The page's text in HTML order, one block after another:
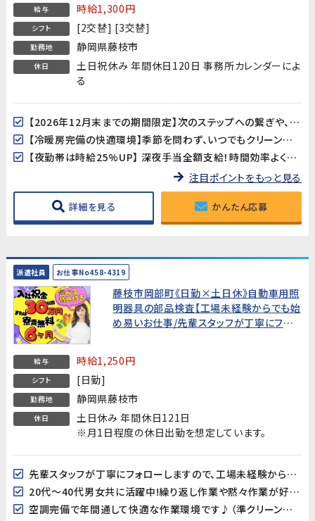
給与 時給1,300円
シフト [2交替] [3交替]
勤務地 静岡県藤枝市
休日
土日祝休み 年間休日120日 事務所カレンダーによ
る
【2026年12月末までの期間限定】次のステップへの繋ぎや、期間を決めて集中して稼ぎたい方にピッタリ！
【冷暖房完備の快適環境】季節を問わず、いつでもクリーンで快適な職場環境です。
【夜勤帯は時給25%UP】 深夜手当全額支給！時間効率よく収入を得られます！
注目ポイントをもっと見る
詳細を見る かんたん応募
派遣社員 お仕事No458-4319
藤枝市岡部町《日勤×土日休》自動車用照
明器具の部品検査【工場未経験からでも始
め易いお仕事/先輩スタッフが丁寧にフォ
給与 時給1,250円
シフト [日勤]
勤務地 静岡県藤枝市
休日
土日休み 年間休日121日
※月1日程度の休日出勤を想定しています。
先輩スタッフが丁寧にフォローしますので、工場未経験からでも安心して始められます!
20代～40代男女共に活躍中!繰り返し作業や黙々作業が好き、得意な方にオススメ!
空調完備で年間通して快適な作業環境です♪（準クリーンルーム）